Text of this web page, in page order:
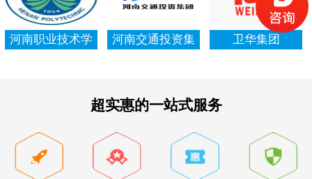
河南职业技术学
河南交通投资集
卫华集团
超实惠的一站式服务